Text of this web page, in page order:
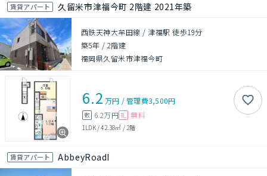
賃貸アパート 久留米市津福今町 2階建 2021年築
西鉄天神大牟田線 / 津福駅 徒歩19分
築5年 / 2階建
福岡県久留米市津福今町
6.2 万円 /管理費3,500円
敷 6.2万円 礼 無料
1LDK/42.38㎡ / 2階
賃貸アパート AbbeyRoadI